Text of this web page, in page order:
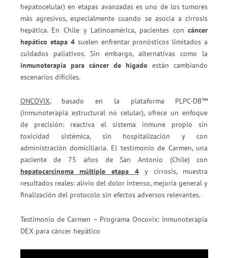
hepatocelular) en etapas avanzadas es uno de los tumores
más agresivos, especialmente cuando se asocia a cirrosis
hepática. En Chile y Latinoamérica, pacientes concáncer
hepático etapa 4suelen enfrentar pronósticos limitados a
cuidados paliativos. Sin embargo, alternativas como la
inmunoterapia para cáncer de hígado están cambiando
escenarios difíciles.
ONCOVIX, basado en la plataforma PLPC-DB™
(inmunoterapia estructural no celular), ofrece un enfoque
de precisión: reactiva el sistema inmune propio sin
toxicidad sistémica, sin hospitalización y con
administración domiciliaria. El testimonio de Carmen, una
paciente de 75 años de San Antonio (Chile) con
hepatocarcinoma múltiple etapa 4y cirrosis, muestra
resultados reales: alivio del dolor intenso, mejoría general y
finalización del protocolo sin efectos adversos relevantes.
Testimonio de Carmen – Programa Oncovix: Inmunoterapia
DEX para cáncer hepático